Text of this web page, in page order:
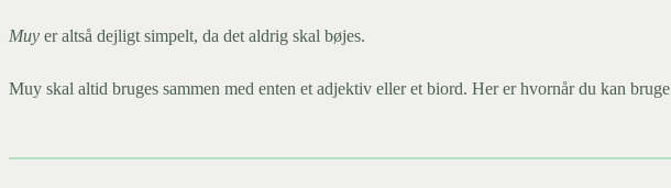
Muy er altså dejligt simpelt, da det aldrig skal bøjes.
Muy skal altid bruges sammen med enten et adjektiv eller et biord. Her er hvornår du kan bruge